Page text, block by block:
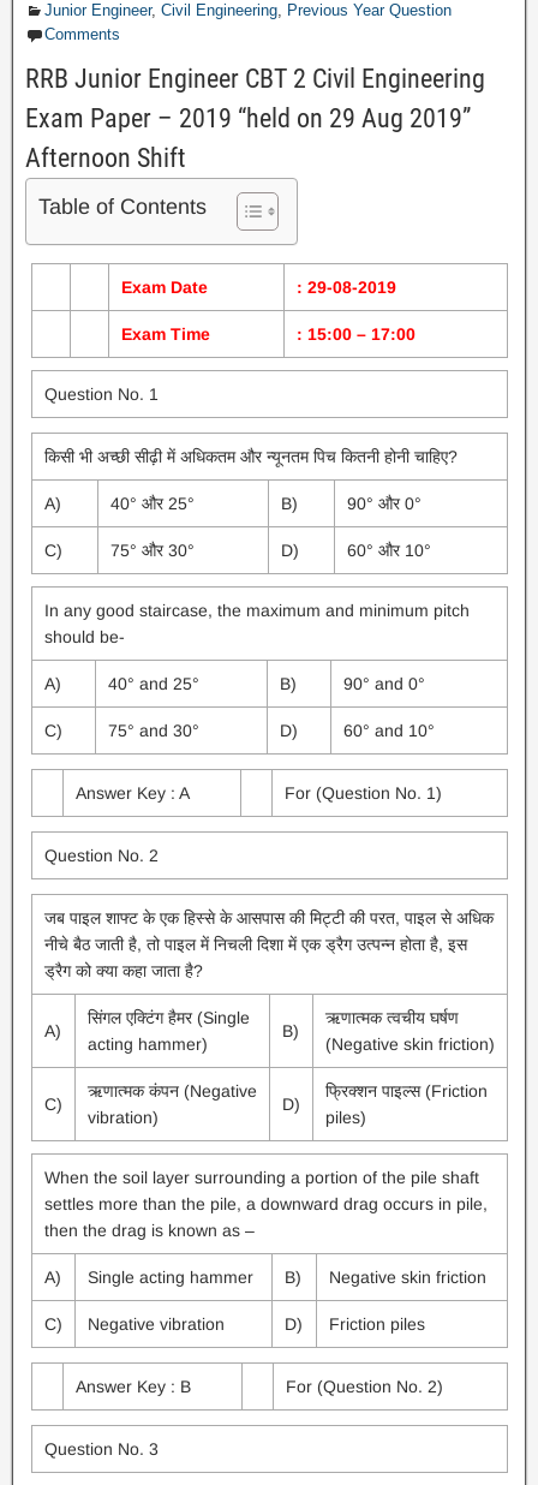
Junior Engineer, Civil Engineering, Previous Year Question
Comments
RRB Junior Engineer CBT 2 Civil Engineering
Exam Paper – 2019 “held on 29 Aug 2019”
Afternoon Shift
Table of Contents
Exam Date : 29-08-2019
Exam Time : 15:00 – 17:00
Question No. 1
किसी भी अच्छी सीढ़ी में अधिकतम और न्यूनतम पिच कितनी होनी चाहिए?
A) 40° और 25° B) 90° और 0°
C) 75° और 30° D) 60° और 10°
In any good staircase, the maximum and minimum pitch
should be-
A) 40° and 25° B) 90° and 0°
C) 75° and 30° D) 60° and 10°
Answer Key : A For (Question No. 1)
Question No. 2
जब पाइल शाफ्ट के एक हिस्से के आसपास की मिट्टी की परत, पाइल से अधिक
नीचे बैठ जाती है, तो पाइल में निचली दिशा में एक ड्रैग उत्पन्न होता है, इस
ड्रैग को क्या कहा जाता है?
A)
सिंगल एक्टिंग हैमर (Single
acting hammer)
B)
ऋणात्मक त्वचीय घर्षण
(Negative skin friction)
C)
ऋणात्मक कंपन (Negative
vibration)
D)
फ्रिक्शन पाइल्स (Friction
piles)
When the soil layer surrounding a portion of the pile shaft
settles more than the pile, a downward drag occurs in pile,
then the drag is known as –
A) Single acting hammer B) Negative skin friction
C) Negative vibration D) Friction piles
Answer Key : B For (Question No. 2)
Question No. 3